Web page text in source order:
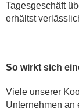
Tagesgeschäft
erhältst
So wirkt sich
Viele unserer
Unternehmen an